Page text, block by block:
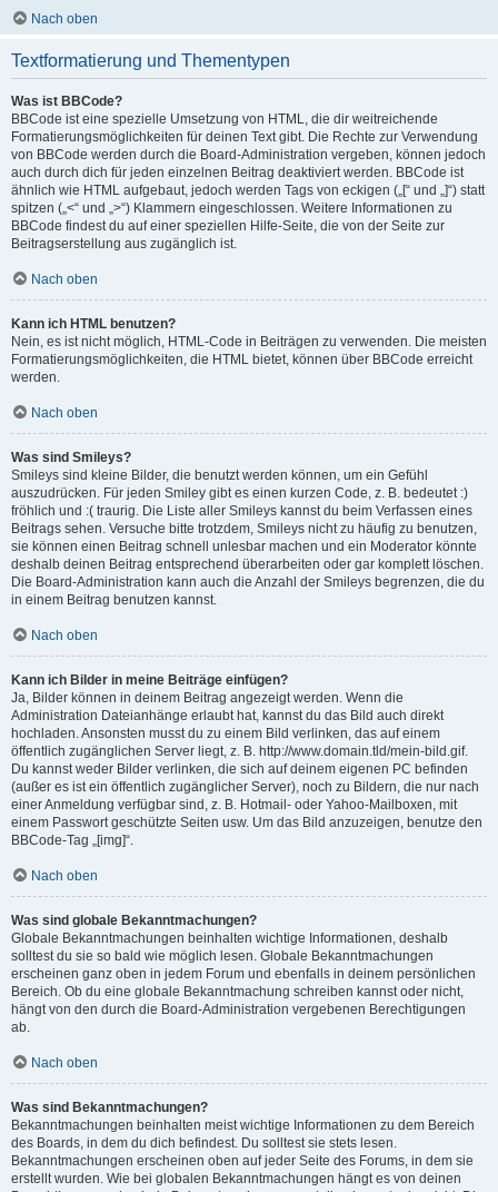
Nach oben
Textformatierung und Thementypen
Was ist BBCode?
BBCode ist eine spezielle Umsetzung von HTML, die dir weitreichende
Formatierungsmöglichkeiten für deinen Text gibt. Die Rechte zur Verwendung
von BBCode werden durch die Board-Administration vergeben, können jedoch
auch durch dich für jeden einzelnen Beitrag deaktiviert werden. BBCode ist
ähnlich wie HTML aufgebaut, jedoch werden Tags von eckigen („[“ und „]“) statt
spitzen („<“ und „>“) Klammern eingeschlossen. Weitere Informationen zu
BBCode findest du auf einer speziellen Hilfe-Seite, die von der Seite zur
Beitragserstellung aus zugänglich ist.
Nach oben
Kann ich HTML benutzen?
Nein, es ist nicht möglich, HTML-Code in Beiträgen zu verwenden. Die meisten
Formatierungsmöglichkeiten, die HTML bietet, können über BBCode erreicht
werden.
Nach oben
Was sind Smileys?
Smileys sind kleine Bilder, die benutzt werden können, um ein Gefühl
auszudrücken. Für jeden Smiley gibt es einen kurzen Code, z. B. bedeutet :)
fröhlich und :( traurig. Die Liste aller Smileys kannst du beim Verfassen eines
Beitrags sehen. Versuche bitte trotzdem, Smileys nicht zu häufig zu benutzen,
sie können einen Beitrag schnell unlesbar machen und ein Moderator könnte
deshalb deinen Beitrag entsprechend überarbeiten oder gar komplett löschen.
Die Board-Administration kann auch die Anzahl der Smileys begrenzen, die du
in einem Beitrag benutzen kannst.
Nach oben
Kann ich Bilder in meine Beiträge einfügen?
Ja, Bilder können in deinem Beitrag angezeigt werden. Wenn die
Administration Dateianhänge erlaubt hat, kannst du das Bild auch direkt
hochladen. Ansonsten musst du zu einem Bild verlinken, das auf einem
öffentlich zugänglichen Server liegt, z. B. http://www.domain.tld/mein-bild.gif.
Du kannst weder Bilder verlinken, die sich auf deinem eigenen PC befinden
(außer es ist ein öffentlich zugänglicher Server), noch zu Bildern, die nur nach
einer Anmeldung verfügbar sind, z. B. Hotmail- oder Yahoo-Mailboxen, mit
einem Passwort geschützte Seiten usw. Um das Bild anzuzeigen, benutze den
BBCode-Tag „[img]“.
Nach oben
Was sind globale Bekanntmachungen?
Globale Bekanntmachungen beinhalten wichtige Informationen, deshalb
solltest du sie so bald wie möglich lesen. Globale Bekanntmachungen
erscheinen ganz oben in jedem Forum und ebenfalls in deinem persönlichen
Bereich. Ob du eine globale Bekanntmachung schreiben kannst oder nicht,
hängt von den durch die Board-Administration vergebenen Berechtigungen
ab.
Nach oben
Was sind Bekanntmachungen?
Bekanntmachungen beinhalten meist wichtige Informationen zu dem Bereich
des Boards, in dem du dich befindest. Du solltest sie stets lesen.
Bekanntmachungen erscheinen oben auf jeder Seite des Forums, in dem sie
erstellt wurden. Wie bei globalen Bekanntmachungen hängt es von deinen